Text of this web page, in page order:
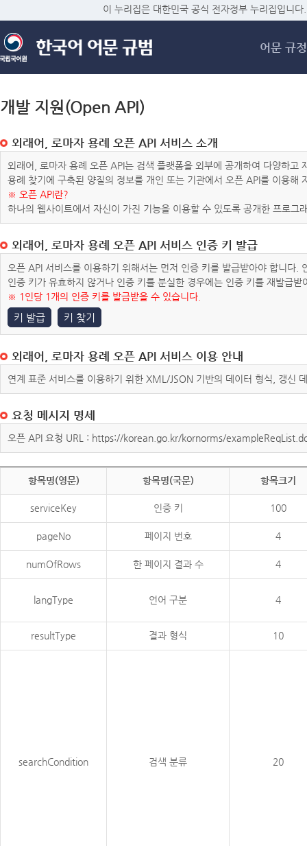
메
이 누리집은 대한민국 공식 전자정부 누리집입니다.
어문 규정
개발 지원(Open API)
외래어, 로마자 용례 오픈 API 서비스 소개
외래어, 로마자 용례 오픈 API는 검색 플랫폼을 외부에 공개하여 다양하
용례 찾기에 구축된 양질의 정보를 개인 또는 기관에서 오픈 API를 이용해
※ 오픈 API란?
하나의 웹사이트에서 자신이 가진 기능을 이용할 수 있도록 공개한 프로그
외래어, 로마자 용례 오픈 API 서비스 인증 키 발급
오픈 API 서비스를 이용하기 위해서는 먼저 인증 키를 발급받아야 합니다
인증 키가 유효하지 않거나 인증 키를 분실한 경우에는 인증 키를 재발급받
※ 1인당 1개의 인증 키를 발급받을 수 있습니다.
키 발급 키 찾기
외래어, 로마자 용례 오픈 API 서비스 이용 안내
연계 표준 서비스를 이용하기 위한 XML/JSON 기반의 데이터 형식, 갱신
요청 메시지 명세
오픈 API 요청 URL : https://korean.go.kr/kornorms/
항목명(영문) 항목명(국문) 항목크기
serviceKey 인증 키 100
pageNo 페이지 번호 4
numOfRows 한 페이지 결과 수 4
langType 언어 구분 4
resultType 결과 형식 10
searchCondition 검색 분류 20